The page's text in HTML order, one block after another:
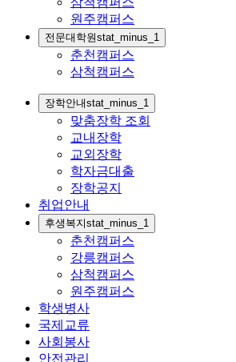
원주캠퍼스
전문대학원stat_minus_1
춘천캠퍼스
삼척캠퍼스
장학안내stat_minus_1
맞춤장학 조회
교내장학
교외장학
학자금대출
장학공지
취업안내
후생복지stat_minus_1
춘천캠퍼스
강릉캠퍼스
삼척캠퍼스
원주캠퍼스
학생병사
국제교류
사회봉사
안전관리